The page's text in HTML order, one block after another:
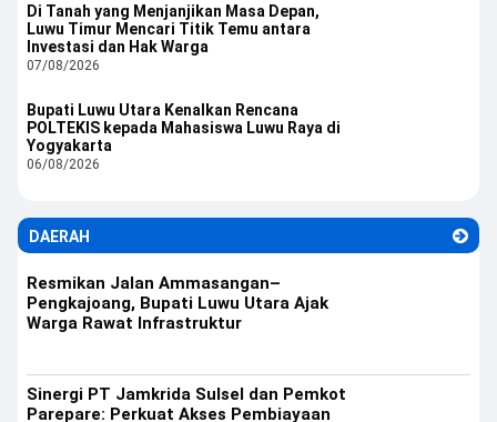
Di Tanah yang Menjanjikan Masa Depan,
Luwu Timur Mencari Titik Temu antara
Investasi dan Hak Warga
07/08/2026
Bupati Luwu Utara Kenalkan Rencana
POLTEKIS kepada Mahasiswa Luwu Raya di
Yogyakarta
06/08/2026
DAERAH
Resmikan Jalan Ammasangan–
Pengkajoang, Bupati Luwu Utara Ajak
Warga Rawat Infrastruktur
Sinergi PT Jamkrida Sulsel dan Pemkot
Parepare: Perkuat Akses Pembiayaan